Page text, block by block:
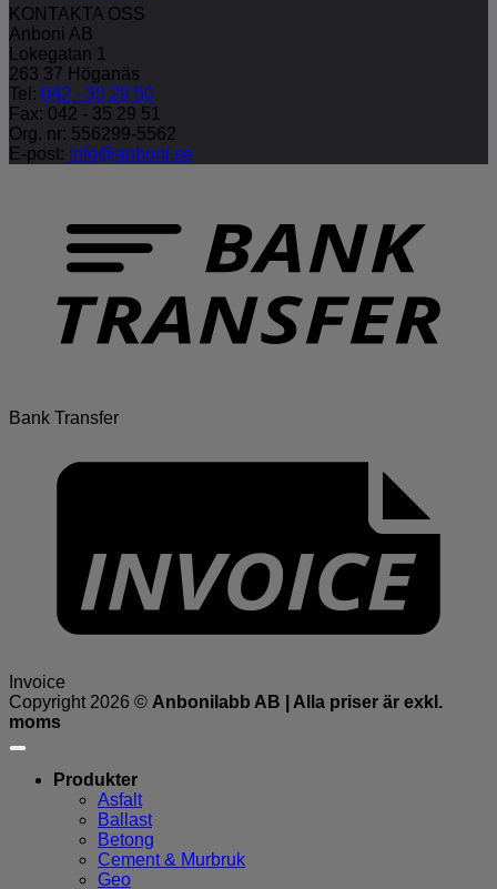
KONTAKTA OSS
Anboni AB
Lokegatan 1
263 37 Höganäs
Tel: 042 - 35 29 50
Fax: 042 - 35 29 51
Org. nr: 556299-5562
E-post: info@anboni.se
Bank Transfer
Invoice
Copyright 2026 © Anbonilabb AB | Alla priser är exkl.
moms
Produkter
Asfalt
Ballast
Betong
Cement & Murbruk
Geo